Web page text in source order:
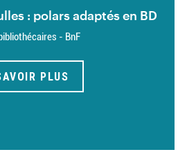
: polars adaptés en BD
- BnF
PLUS